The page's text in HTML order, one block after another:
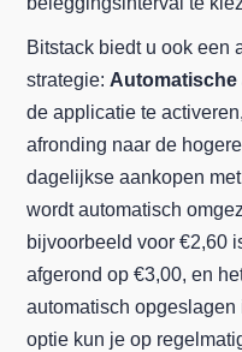
Bitstack biedt u ook een
strategie:
de applicatie te
afronding naar de
dagelijkse aankopen
wordt automatisch
bijvoorbeeld voor €2,60
afgerond op €3,00, en
automatisch
optie kun je op